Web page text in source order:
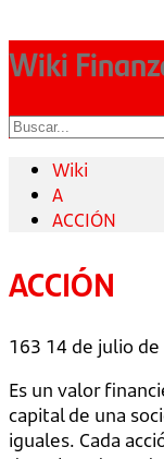
Wiki
Wiki
A
ACCIÓN
ACCIÓN
163 14 de julio
Es un valor
capital de una
iguales. Cada